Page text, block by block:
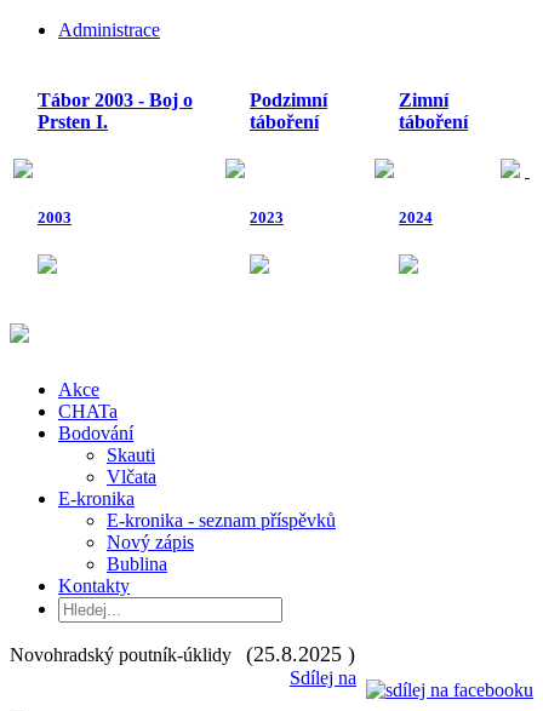
Administrace
Tábor 2003 - Boj o
Prsten I.
2003
Podzimní
táboření
2023
Zimní
táboření
2024
Akce
CHATa
Bodování
Skauti
Vlčata
E-kronika
E-kronika - seznam příspěvků
Nový zápis
Bublina
Kontakty
Novohradský poutník-úklidy (25.8.2025 )
Sdílej na